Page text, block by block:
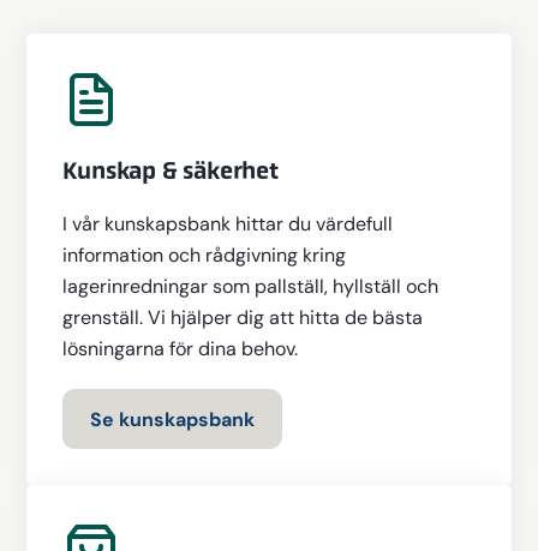
Kunskap & säkerhet
I vår kunskapsbank hittar du värdefull
information och rådgivning kring
lagerinredningar som pallställ, hyllställ och
grenställ. Vi hjälper dig att hitta de bästa
lösningarna för dina behov.
Se kunskapsbank